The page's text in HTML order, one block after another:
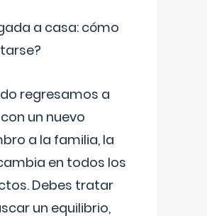
a casa: cómo
regresamos a
un nuevo
a la familia, la
en todos los
Debes tratar
un equilibrio,